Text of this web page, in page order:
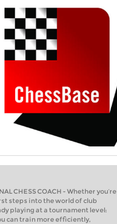
CHESS COACH - Whether you’re
steps into the world of club
playing at a tournament level:
can train more efficiently,